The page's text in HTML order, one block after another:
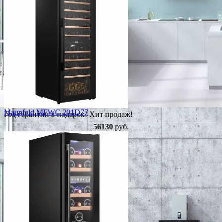
Год гарантии в подарок!Хит продаж!
Maunfeld MFWC 201D77
56130руб.